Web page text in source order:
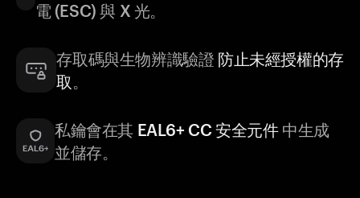
電 (ESC) 與 X 光。
存取碼與生物辨識驗證 防止未經授權的存
取 。
私鑰會在其 EAL6+ CC 安全元件中生成
並儲存。